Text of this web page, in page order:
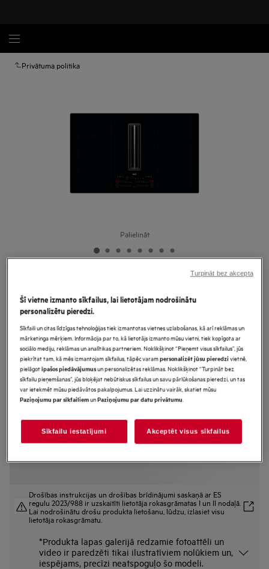
Privātuma politika
Palielināt
Plīts virsma ar integrētu nosūcēju 83
cm 6000.sērijas FlexiBridge ar
Hob2Hood
Ražojuma informācijas lapa
Priekšrocības
Gūstiet virtuves dizaina brīvību ar kombinēto plīts virsmu un tvaika
nosūcēju.
brīvību.
Pielāgojiet un kombinējiet līdz pat četrām zonām ar funkciju Double
FlexiBridge.
Drošības instrukcijas un drošības brīdinājumi saskaņā ar ES
regulu 2023/988 ir uzskaitīti lietotāja rokasgrāmatas I un II nodaļā.
Lai nodrošinātu drošu produkta lietošanu, lūdzu, izlasiet visu
lietotāja rokasgrāmatu.
*Produkta lapas galerijā redzamie fotoattēli un
video ir paredzēti tikai ilustratīviem nolūkiem un,
iespējams, precīzi neatspoguļo šo modeli.
Šī vietne izmanto sīkfailus, lai lietotājam nodrošinātu
personalizētu pieredzi.
Sīkfaili un citas līdzīgas tehnoloģijas tiek izmantotas vietnes uzlabošanas, kā arī reklāmas un
mārketinga mērķiem. Informācija par to, kā lietotājs izmanto mūsu vietni, tiek kopīgota ar
sociālo mediju, reklāmas un analītikas partneriem. Noklikšķinot “Pieņemt visus sīkfailus”, jūs
piekrītat tam, kā mēs izmantojam sīkfailus, tāpēc varampersonalizēt jūsu pieredzivietnē,
pielāgotīpašos piedāvājumusun personalizētas reklāmas. Noklikšķinot “Turpināt bez
sīkfailu pieņemšanas”, jūs bloķējat nebūtiskus sīkfailus un savu pārlūkošanas pieredzi, un tas
var ietekmēt mūsu piedāvātos pakalpojumus. Lai uzzinātu vairāk, skatiet mūsu
Paziņojumu par sīkfailiemunPaziņojumu par datu privātumu.
Sīkfailu iestatījumi Akceptēt visus sīkfailus
Turpināt bez akcepta